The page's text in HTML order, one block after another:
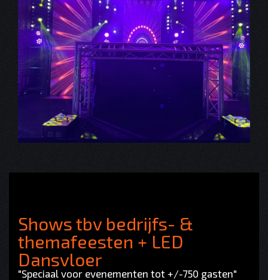
Shows tbv bedrijfs- &
themafeesten + LED
Dansvloer
"Speciaal voor evenementen tot +/-750 gasten"